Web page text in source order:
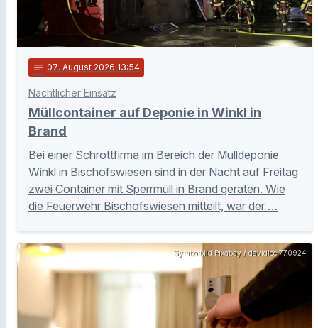
notes 07. August 2026 13:54
Nächtlicher Einsatz
Müllcontainer auf Deponie in Winkl in
Brand
Bei einer Schrottfirma im Bereich der Mülldeponie
Winkl in Bischofswiesen sind in der Nacht auf Freitag
zwei Container mit Sperrmüll in Brand geraten. Wie
die Feuerwehr Bischofswiesen mitteilt, war der …
Symbolbild Pixabay / davidlee 770924